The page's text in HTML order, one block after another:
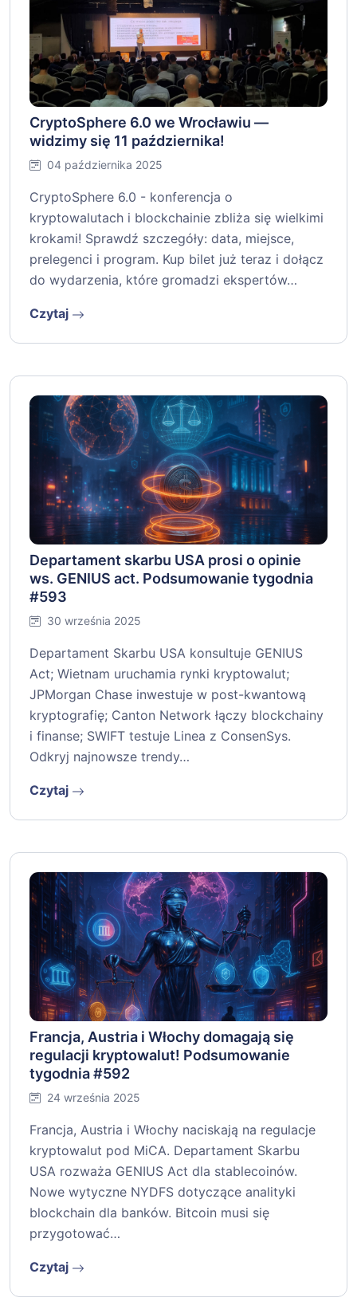
CryptoSphere 6.0 we Wrocławiu —
widzimy się 11 października!
04 października 2025
CryptoSphere 6.0 - konferencja o
kryptowalutach i blockchainie zbliża się wielkimi
krokami! Sprawdź szczegóły: data, miejsce,
prelegenci i program. Kup bilet już teraz i dołącz
do wydarzenia, które gromadzi ekspertów…
Czytaj
Departament skarbu USA prosi o opinie
ws. GENIUS act. Podsumowanie tygodnia
#593
30 września 2025
Departament Skarbu USA konsultuje GENIUS
Act; Wietnam uruchamia rynki kryptowalut;
JPMorgan Chase inwestuje w post-kwantową
kryptografię; Canton Network łączy blockchainy
i finanse; SWIFT testuje Linea z ConsenSys.
Odkryj najnowsze trendy…
Czytaj
Francja, Austria i Włochy domagają się
regulacji kryptowalut! Podsumowanie
tygodnia #592
24 września 2025
Francja, Austria i Włochy naciskają na regulacje
kryptowalut pod MiCA. Departament Skarbu
USA rozważa GENIUS Act dla stablecoinów.
Nowe wytyczne NYDFS dotyczące analityki
blockchain dla banków. Bitcoin musi się
przygotować…
Czytaj